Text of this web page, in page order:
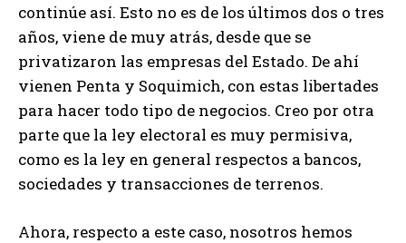
continúe así. Esto no es de los últimos dos o tres
años, viene de muy atrás, desde que se
privatizaron las empresas del Estado. De ahí
vienen Penta y Soquimich, con estas libertades
para hacer todo tipo de negocios. Creo por otra
parte que la ley electoral es muy permisiva,
como es la ley en general respectos a bancos,
sociedades y transacciones de terrenos.
Ahora, respecto a este caso, nosotros hemos